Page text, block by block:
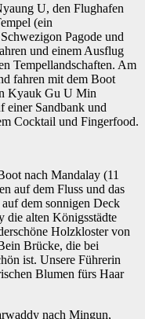
U, den Flughafen
(ein
Pagode und
und einem Ausflug
Tempellandschaften. Am
fahren mit dem Boot
Kyauk Gu U Min
einer Sandbank und
Cocktail und Fingerfood.
nach Mandalay (11
auf dem Fluss und das
dem sonnigen Deck
die alten Königsstädte
Holzkloster von
Brücke, die bei
ist. Unsere Führerin
Blumen fürs Haar
nach Mingun,